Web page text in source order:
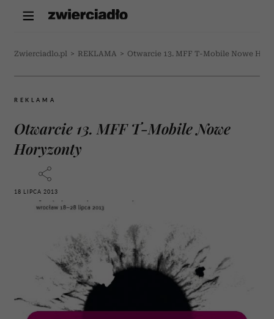
Zwierciadlo.pl > REKLAMA > Otwarcie 13. MFF T-Mobile Nowe
REKLAMA
Otwarcie 13. MFF T-Mobile Nowe
Horyzonty
18 LIPCA 2013